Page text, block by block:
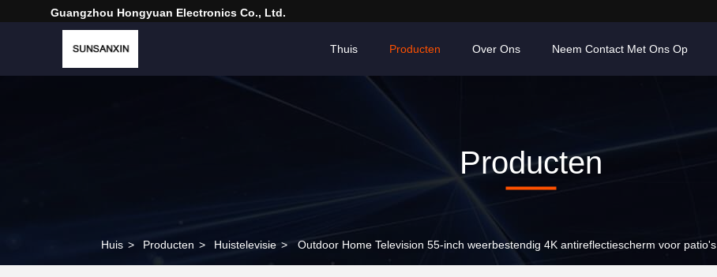
Guangzhou Hongyuan Electronics Co., Ltd.
Thuis Producten Over Ons Neem Contact Met Ons Op
Producten
Huis > Producten > Huistelevisie > Outdoor Home Television 55-inch weerbestendig 4K antireflectiescherm voor patio's